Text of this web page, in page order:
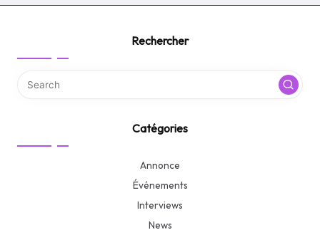
Rechercher
Catégories
Annonce
Événements
Interviews
News